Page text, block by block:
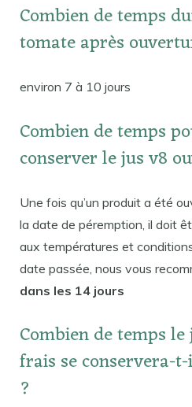
Combien de temps
tomate après
environ 7 à 10 jours
Combien de temps
conserver le jus v8
Une fois qu’un produit a été
la date de péremption, il doit
aux températures et
date passée, nous vous
dans les 14 jours
Combien de temps
frais se conservera-
?